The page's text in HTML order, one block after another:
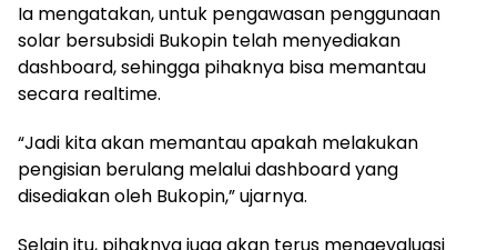
Ia mengatakan, untuk pengawasan penggunaan
solar bersubsidi Bukopin telah menyediakan
dashboard, sehingga pihaknya bisa memantau
secara realtime.
“Jadi kita akan memantau apakah melakukan
pengisian berulang melalui dashboard yang
disediakan oleh Bukopin,” ujarnya.